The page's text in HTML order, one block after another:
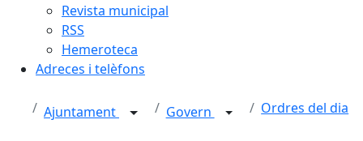
Revista municipal
RSS
Hemeroteca
Adreces i telèfons
Ajuntament Govern Ordres del dia